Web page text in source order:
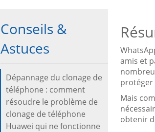
Conseils &
Astuces
Dépannage du clonage de
téléphone : comment
résoudre le problème de
clonage de téléphone
Huawei qui ne fonctionne
amis et
protéger
Mais
obtenir